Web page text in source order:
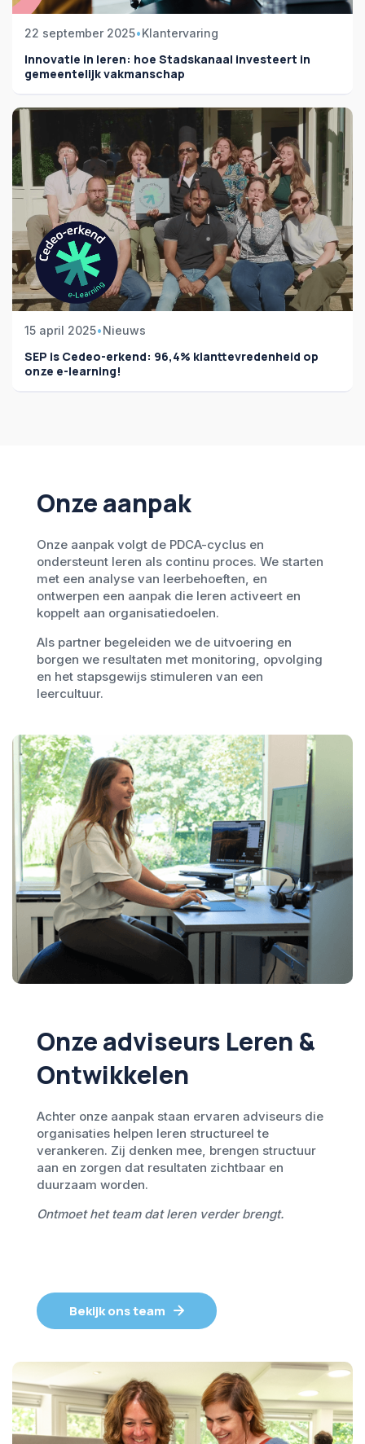
22 september 2025•Klantervaring
Innovatie in leren: hoe Stadskanaal investeert in
gemeentelijk vakmanschap
15 april 2025•Nieuws
SEP is Cedeo-erkend: 96,4% klanttevredenheid op
onze e-learning!
Onze aanpak
Onze aanpak volgt de PDCA-cyclus en
ondersteunt leren als continu proces. We starten
met een analyse van leerbehoeften, en
ontwerpen een aanpak die leren activeert en
koppelt aan organisatiedoelen.
Als partner begeleiden we de uitvoering en
borgen we resultaten met monitoring, opvolging
en het stapsgewijs stimuleren van een
leercultuur.
Onze adviseurs Leren &
Ontwikkelen
Achter onze aanpak staan ervaren adviseurs die
organisaties helpen leren structureel te
verankeren. Zij denken mee, brengen structuur
aan en zorgen dat resultaten zichtbaar en
duurzaam worden.
Ontmoet het team dat leren verder brengt.
Bekijk ons team